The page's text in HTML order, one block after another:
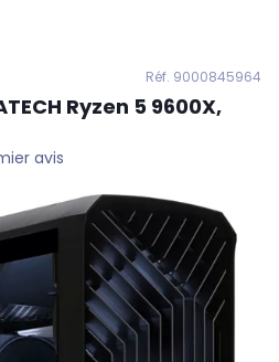
Réf. 9000845964
Ryzen 5 9600X,
avis